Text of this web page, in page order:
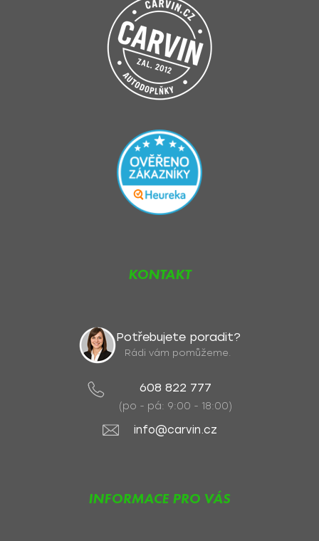
KONTAKT
Potřebujete poradit?
Rádi vám pomůžeme.
608 822 777
(po - pá: 9:00 - 18:00)
info@carvin.cz
INFORMACE PRO VÁS